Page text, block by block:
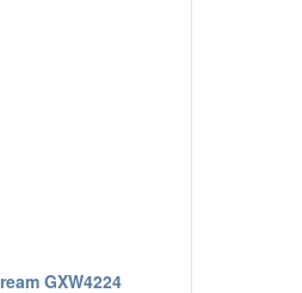
GXW4224